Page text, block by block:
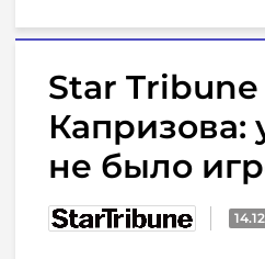
Star
Капризова:
не было